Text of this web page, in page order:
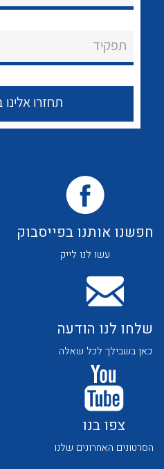
תפקיד
חפשנו אותנו בפייסבוק
עשו לנו לייק
שלחו לנו הודעה
כאן בשבילך לכל שאלה
צפו בנו
הסרטונים האחרונים שלנו